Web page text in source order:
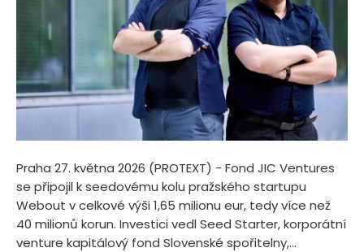
Praha 27. května 2026 (PROTEXT) - Fond JIC Ventures
se připojil k seedovému kolu pražského startupu
Webout v celkové výši 1,65 milionu eur, tedy více než
40 milionů korun. Investici vedl Seed Starter, korporátní
venture kapitálový fond Slovenské spořitelny,...